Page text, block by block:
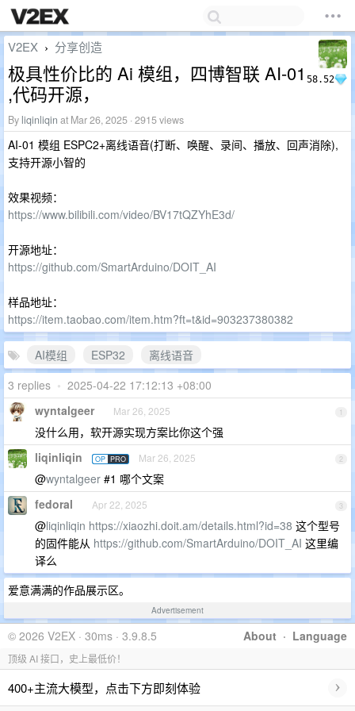
58.52
V2EX › 分享创造
极具性价比的 Ai 模组，四博智联 AI-01
,代码开源，
By liqinliqin at Mar 26, 2025 · 2915 views
AI-01 模组 ESPC2+离线语音(打断、唤醒、录间、播放、回声消除),
支持开源小智的
效果视频：
https://www.bilibili.com/video/BV17tQZYhE3d/
开源地址：
https://github.com/SmartArduino/DOIT_AI
样品地址：
https://item.taobao.com/item.htm?ft=t&id=903237380382
AI模组 ESP32
离线语音
3 replies • 2025-04-22 17:12:13 +08:00
1
wyntalgeer Mar 26, 2025
没什么用，软开源实现方案比你这个强
2
liqinliqin OP PRO Mar 26, 2025
@wyntalgeer #1 哪个文案
3
fedoral Apr 22, 2025
@liqinliqin https://xiaozhi.doit.am/details.html?id=38 这个型号
的固件能从 https://github.com/SmartArduino/DOIT_AI 这里编
译么
爱意满满的作品展示区。
Advertisement
About · Language
© 2026 V2EX · 30ms · 3.9.8.5
顶级 AI 接口，史上最低价！
400+主流大模型，点击下方即刻体验 ›